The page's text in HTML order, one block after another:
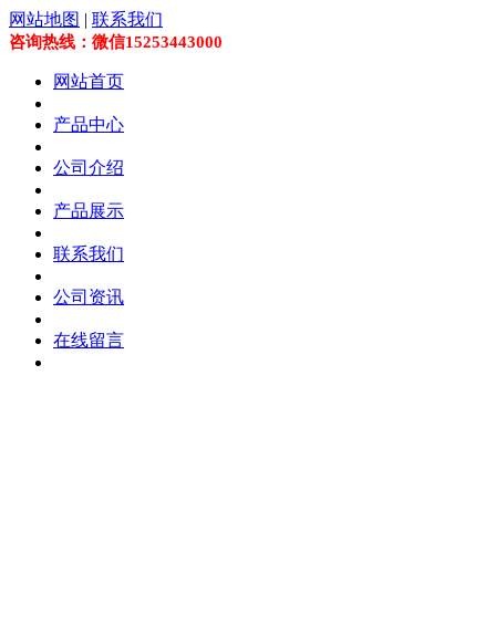
网站地图 | 联系我们
咨询热线：微信15253443000
网站首页
产品中心
公司介绍
产品展示
联系我们
公司资讯
在线留言